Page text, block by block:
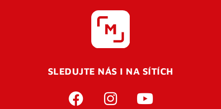
Pro úspěšné dokončení registrace je potřeba
vaší e-mailovouadresu. Po úspěšném odeslání
SLEDUJTE NÁS I NA SÍTÍCH